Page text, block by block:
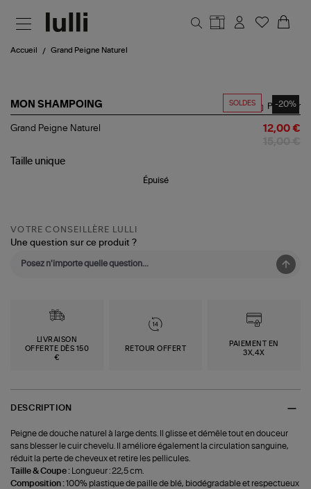
Accueil Grand Peigne Naturel
SOLDES -20%
MON SHAMPOING
Grand
Partager
Grand Peigne Naturel 12,00 €
Taille unique
Épuisé
VOTRE CONSEILLÈRE LULLI
Une question sur ce produit ?
LIVRAISON
OFFERTE DÈS 150
€
RETOUR OFFERT
PAIEMENT EN
3X,4X
DESCRIPTION
Peigne de douche naturel à large dents. Il glisse et démêle tout en douceur
sans blesser le cuir chevelu. Il améliore également la circulation sanguine,
réduit la perte de cheveux et retire les pellicules.
Taille & Coupe :
Longueur : 22,5 cm.
Composition :100% plastique de paille de blé, biodégradable et respectueux